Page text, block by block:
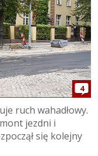
4
ruch wahadłowy.
jezdni i
się kolejny